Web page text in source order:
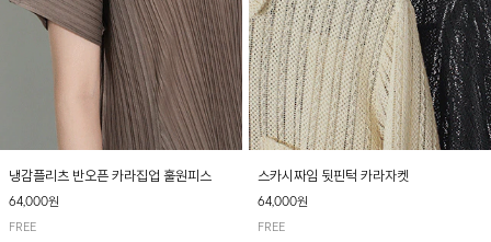
냉감플리츠 반오픈 카라집업 훌원피스
64,000원
FREE
스카시짜임 뒷핀턱 카라자켓
64,000원
FREE